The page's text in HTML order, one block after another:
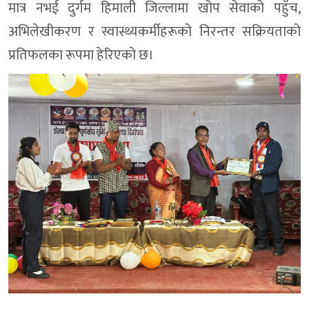
मात्र नभई दुर्गम हिमाली जिल्लामा खोप सेवाको पहुँच,
अभिलेखीकरण र स्वास्थ्यकर्मीहरूको निरन्तर सक्रियताको
प्रतिफलका रूपमा हेरिएको छ।